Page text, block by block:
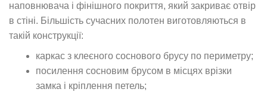
наповнювача і фінішного покриття, який закриває отвір
в стіні. Більшість сучасних полотен виготовляються в
такій конструкції:
каркас з клеєного соснового брусу по периметру;
посилення сосновим брусом в місцях врізки
замка і кріплення петель;